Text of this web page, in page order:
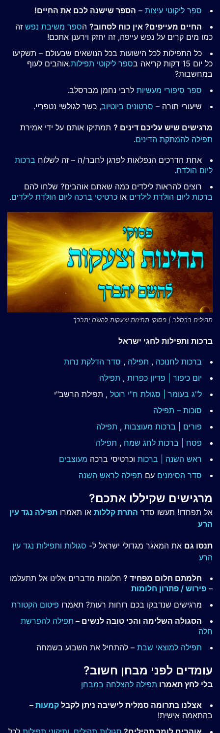
ספר ליקוטי עיצות – הספר שישנה לכם את החיים!
החיים מעייפים? אין כוח לסחוב? הספר משיבת נפש זה
כמו מים קרים על נפש עייפה, זה יחזק וירענן אתכם!
כל התפילות לכל הישועות בכל הנושאים שבעולם – תשקיעו
כל יום 15 דקות קריאה ב
ספר ליקוטי תפילות.אוהבים לעוף
במחשבות?
ספר סיפורי מעשיות לרבי נחמן מברסלב.
שיעורי תורה – סרטונים ביוטיוב, כשר לגולשי נטפריי.
מרגישים שיש עליכם דינים ? תמתיקו אותם על ידי אמירת
תפילה להמתקת הדינים.
אחת הדרכים הנפלאות לפרגן לחבר/ה – זה לשלוח ברכות
ליום הולדת.
רוצים להראות לילדים כמה שאתם אוהבים? שלחו להם
ברכות ליום הולדת לילדים או כרטיסי ברכה ליום הולדת לילדים.
תהילים ברסלב | פסוקי תחינות וצעקות להשם יתברך
ברכות ותפילות לחגי ישראל
ברכות לחנוכה , תפילה , סדר הדלקת נרות
יום כיפור | פדיון כפרות , תפילה
ל"ג בעומר | סגולת ח"י רוטל , תפילת הרשב"י
סוכות – תפילה
פורים | ברכות מעוצבות , תפילה
פסח | ברכות לחג שמח , תפילה
ראש השנה | ברכות וכרטיסי ברכה מעוצבים
סדר הסימנים עם תפילה לראש השנה
מרגישים שקיללו אתכם?
אל תפחדו! תעשו סדר התרת קללות או תאמרו תפילה נגד עין
הרע
תנסו גם את המאגר מגדולי ישראל ל- סגולות ותפילות נגד עין
הרע
חלמתם חלום מפחיד ? חלומות מדברים אלינו אל תתעלמו
– פירוש / פתרון חלומות
מרגישים שנדבקו בכם רוחות רעות? תאמרו פיטום הקטורת
הסגולה השלימה והכי טובה לנשים – תפילה להפרשת
חלה
תפילה למוצאי שבת – להתחיל את השבוע בשמחה
עומדים לפני מבחן חשוב?
בלי לחץ תאמרו תפילה להצלחה במבחן
אצלנו בתרומה סמלית לישיבה ניתן לקבל קמעות –
בהתאמה אישית!